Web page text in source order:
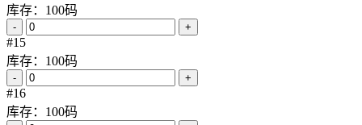
库存：100码
- +
#15
库存：100码
- +
#16
库存：100码